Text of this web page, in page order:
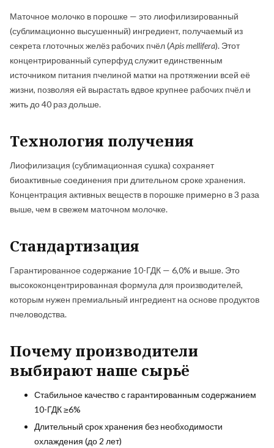
Маточное молочко в порошке — это лиофилизированный
(сублимационно высушенный) ингредиент, получаемый из
секрета глоточных желёз рабочих пчёл (Apis mellifera). Этот
концентрированный суперфуд служит единственным
источником питания пчелиной матки на протяжении всей её
жизни, позволяя ей вырастать вдвое крупнее рабочих пчёл и
жить до 40 раз дольше.
Технология получения
Лиофилизация (сублимационная сушка) сохраняет
биоактивные соединения при длительном сроке хранения.
Концентрация активных веществ в порошке примерно в 3 раза
выше, чем в свежем маточном молочке.
Стандартизация
Гарантированное содержание 10-ГДК — 6,0% и выше. Это
высококонцентрированная формула для производителей,
которым нужен премиальный ингредиент на основе продуктов
пчеловодства.
Почему производители
выбирают наше сырьё
Стабильное качество с гарантированным содержанием
10-ГДК ≥6%
Длительный срок хранения без необходимости
охлаждения (до 2 лет)